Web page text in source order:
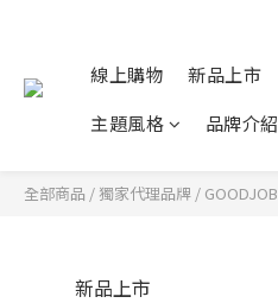
線上購物 新品上市
主題風格
品牌介紹
全部商品 / 獨家代理品牌 / GOODJOB
新品上市